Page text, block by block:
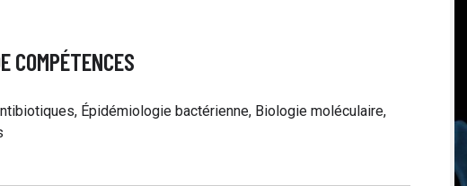
COMPÉTENCES
Épidémiologie bactérienne, Biologie moléculaire,